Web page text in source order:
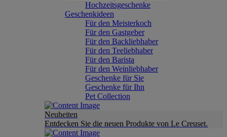
Hochzeitsgeschenke
Geschenkideen
Für den Meisterkoch
Für den Gastgeber
Für den Backliebhaber
Für den Teeliebhaber
Für den Barista
Für den Weinliebhaber
Geschenke für Sie
Geschenke für Ihn
Pet Collection
Neuheiten
Entdecken Sie die neuen Produkte von Le Creuset.